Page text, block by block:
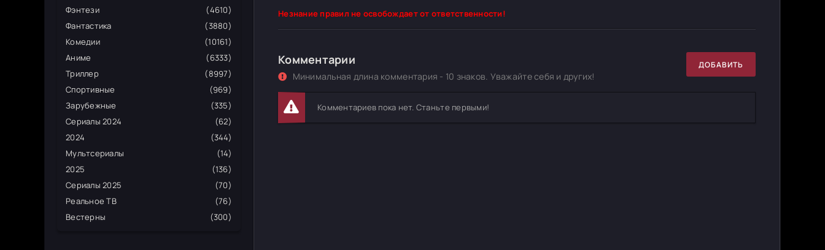
Фэнтези
(4610)
Фантастика
(3880)
Комедии
(10161)
Аниме
(6333)
Триллер
(8997)
Спортивные
(969)
Зарубежные
(335)
Сериалы 2024
(62)
2024
(344)
Мультсериалы
(14)
2025
(136)
Сериалы 2025
(70)
Реальное ТВ
(76)
Вестерны
(300)
Незнание правил не освобождает от ответственности!
Комментарии
Минимальная длина комментария - 10 знаков. Уважайте себя и других!
ДОБАВИТЬ
Комментариев пока нет. Станьте первыми!